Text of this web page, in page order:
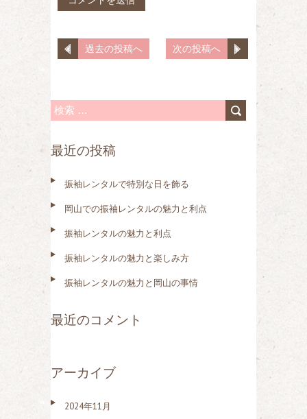
過去の投稿へ 次の投稿へ
検
:最近の投稿
振袖レンタルで特別な日を飾る
岡山での振袖レンタルの魅力と利点
振袖レンタルの魅力と利点
振袖レンタルの魅力と楽しみ方
振袖レンタルの魅力と岡山の事情
最近のコメント
アーカイブ
2024年11月